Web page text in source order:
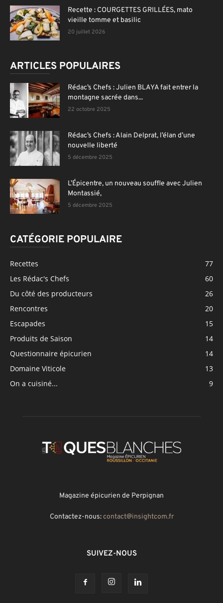
Recette : COURGETTES GRILLÉES, mato
vieille tomme et basilic
20 juillet 2026
ARTICLES POPULAIRES
Rédac’s Chefs : Julien BLAYA fait entrer la
montagne sacrée dans...
22 octobre 2025
Rédac’s Chefs : Alain Delprat, l’élan d’une
nouvelle liberté
5 décembre 2025
L’Épicentre, un nouveau souffle avec Julien
Montassié,
5 décembre 2025
CATÉGORIE POPULAIRE
Recettes
77
Les Rédac's Chefs
60
Du côté des producteurs
26
Rencontres
20
Escapades
15
Produits de Saison
14
Questionnaire épicurien
14
Domaine Viticole
13
On a cuisiné...
9
Magazine épicurien de Perpignan
Contactez-nous:contact@insightcom.fr
SUIVEZ-NOUS